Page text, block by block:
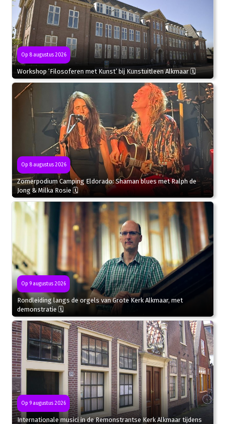
Op 8 augustus 2026
Workshop ‘Filosoferen met Kunst’ bij Kunstuitleen Alkmaar 🗓
Op 8 augustus 2026
Zomerpodium Camping Eldorado: Shaman blues met Ralph de
Jong & Milka Rosie 🗓
Op 9 augustus 2026
Rondleiding langs de orgels van Grote Kerk Alkmaar, met
demonstratie 🗓
Op 9 augustus 2026
Internationale musici in de Remonstrantse Kerk Alkmaar tijdens